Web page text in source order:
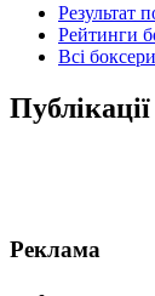
Результат
Рейтинги
Всі боксери
Реклама